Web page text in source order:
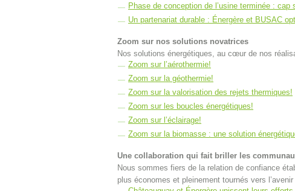
Phase de conception de l’usine terminée : cap
Un partenariat durable : Énergère et BUSAC
Zoom sur nos solutions novatrices
Nos solutions énergétiques, au cœur de nos
Zoom sur l’aérothermie!
Zoom sur la géothermie!
Zoom sur la valorisation des rejets thermiques!
Zoom sur les boucles énergétiques!
Zoom sur l’éclairage!
Zoom sur la biomasse : une solution
Une collaboration qui fait briller les
Nous sommes fiers de la relation de confiance
plus économes et pleinement tournés vers l’avenir